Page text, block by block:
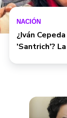
NACIÓN
¿Iván
'Santrich'?